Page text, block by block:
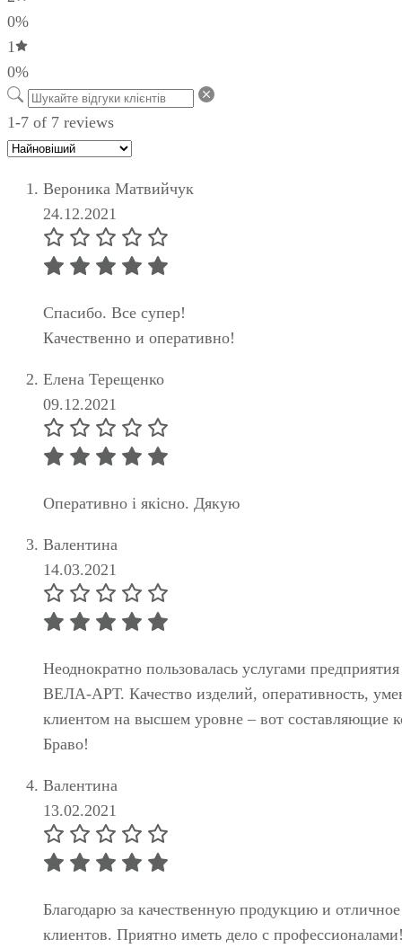
0%
1
0%
1-7 of 7 reviews
Вероника Матвийчук
24.12.2021
Спасибо. Все супер!
Качественно и оперативно!
Елена Терещенко
09.12.2021
Оперативно і якісно. Дякую
Валентина
14.03.2021
Неоднократно пользовалась услугами
ВЕЛА-АРТ. Качество изделий, оперативность,
клиентом на высшем уровне – вот составляющие
Браво!
Валентина
13.02.2021
Благодарю за качественную продукцию и
клиентов. Приятно иметь дело с